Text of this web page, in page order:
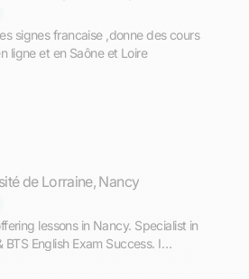
,donne des cours
jusqu'au niveau B2 en ligne et en Saône et Loire
de Lorraine, Nancy
English Exam Success. I
students and young